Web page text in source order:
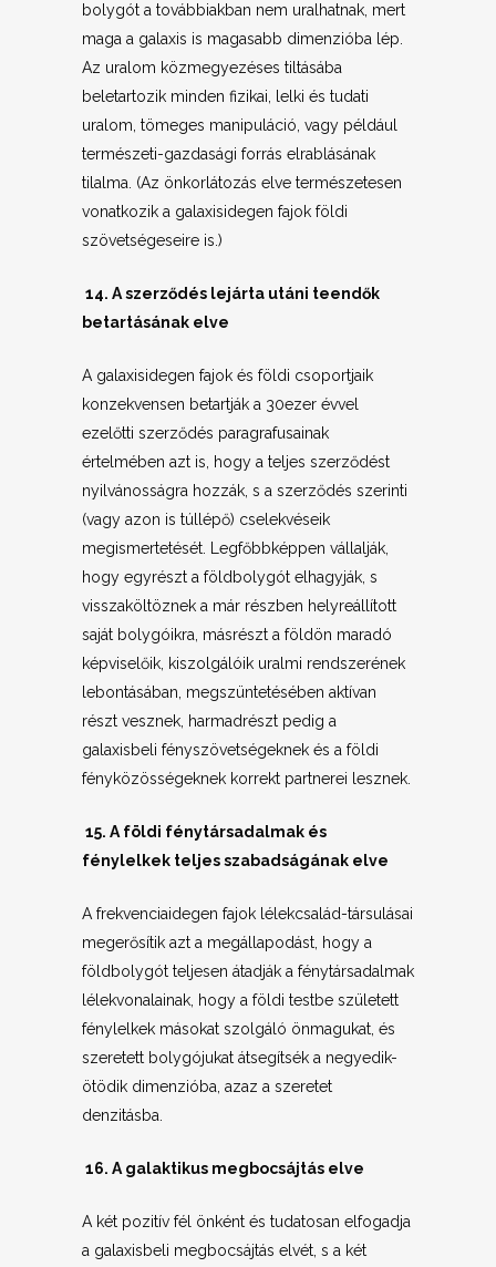
bolygót a továbbiakban nem uralhatnak, mert
maga a galaxis is magasabb dimenzióba lép.
Az uralom közmegyezéses tiltásába
beletartozik minden fizikai, lelki és tudati
uralom, tömeges manipuláció, vagy például
természeti-gazdasági forrás elrablásának
tilalma. (Az önkorlátozás elve természetesen
vonatkozik a galaxisidegen fajok földi
szövetségeseire is.)
14. A szerződés lejárta utáni teendők
betartásának elve
A galaxisidegen fajok és földi csoportjaik
konzekvensen betartják a 30ezer évvel
ezelőtti szerződés paragrafusainak
értelmében azt is, hogy a teljes szerződést
nyilvánosságra hozzák, s a szerződés szerinti
(vagy azon is túllépő) cselekvéseik
megismertetését. Legfőbbképpen vállalják,
hogy egyrészt a földbolygót elhagyják, s
visszaköltöznek a már részben helyreállított
saját bolygóikra, másrészt a földön maradó
képviselőik, kiszolgálóik uralmi rendszerének
lebontásában, megszüntetésében aktívan
részt vesznek, harmadrészt pedig a
galaxisbeli fényszövetségeknek és a földi
fényközösségeknek korrekt partnerei lesznek.
15. A földi fénytársadalmak és
fénylelkek teljes szabadságának elve
A frekvenciaidegen fajok lélekcsalád-társulásai
megerősítik azt a megállapodást, hogy a
földbolygót teljesen átadják a fénytársadalmak
lélekvonalainak, hogy a földi testbe született
fénylelkek másokat szolgáló önmagukat, és
szeretett bolygójukat átsegítsék a negyedik-
ötödik dimenzióba, azaz a szeretet
denzitásba.
16. A galaktikus megbocsájtás elve
A két pozitív fél önként és tudatosan elfogadja
a galaxisbeli megbocsájtás elvét, s a két